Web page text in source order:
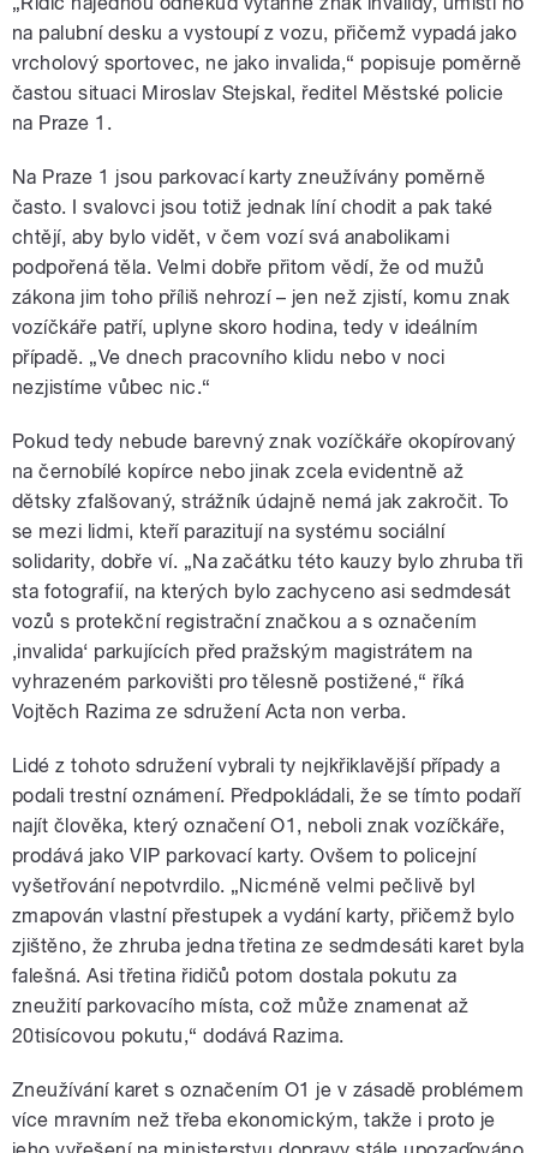
na palubní desku a vystoupí z vozu, přičemž vypadá jako
vrcholový sportovec, ne jako invalida,“ popisuje poměrně
častou situaci Miroslav Stejskal, ředitel Městské policie
na Praze 1.
Na Praze 1 jsou parkovací karty zneužívány poměrně
často. I svalovci jsou totiž jednak líní chodit a pak také
chtějí, aby bylo vidět, v čem vozí svá anabolikami
podpořená těla. Velmi dobře přitom vědí, že od mužů
zákona jim toho příliš nehrozí – jen než zjistí, komu znak
vozíčkáře patří, uplyne skoro hodina, tedy v ideálním
případě. „Ve dnech pracovního klidu nebo v noci
nezjistíme vůbec nic.“
Pokud tedy nebude barevný znak vozíčkáře okopírovaný
na černobílé kopírce nebo jinak zcela evidentně až
dětsky zfalšovaný, strážník údajně nemá jak zakročit. To
se mezi lidmi, kteří parazitují na systému sociální
solidarity, dobře ví. „Na začátku této kauzy bylo zhruba tři
sta fotografií, na kterých bylo zachyceno asi sedmdesát
vozů s protekční registrační značkou a s označením
‚invalida‘ parkujících před pražským magistrátem na
vyhrazeném parkovišti pro tělesně postižené,“ říká
Vojtěch Razima ze sdružení Acta non verba.
Lidé z tohoto sdružení vybrali ty nejkřiklavější případy a
podali trestní oznámení. Předpokládali, že se tímto podaří
najít člověka, který označení O1, neboli znak vozíčkáře,
prodává jako VIP parkovací karty. Ovšem to policejní
vyšetřování nepotvrdilo. „Nicméně velmi pečlivě byl
zmapován vlastní přestupek a vydání karty, přičemž bylo
zjištěno, že zhruba jedna třetina ze sedmdesáti karet byla
falešná. Asi třetina řidičů potom dostala pokutu za
zneužití parkovacího místa, což může znamenat až
20tisícovou pokutu,“ dodává Razima.
Zneužívání karet s označením O1 je v zásadě problémem
více mravním než třeba ekonomickým, takže i proto je